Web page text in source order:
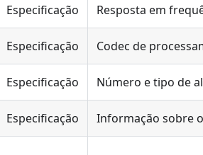
Especificação Resposta em
Especificação Codec de
Especificação Número e tipo de
Especificação Informação sobre